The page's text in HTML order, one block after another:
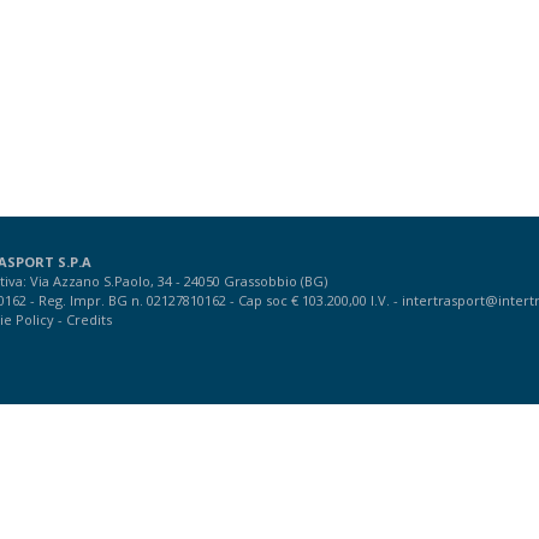
S.P.A
Via Azzano S.Paolo, 34 - 24050 Grassobbio (BG)
- Reg. Impr. BG n. 02127810162 - Cap soc € 103.200,00 I.V. -
Policy - Credits